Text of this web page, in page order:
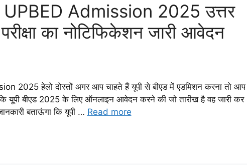
Admission 2025 उत्तर
का नोटिफिकेशन जारी आवेदन
2025 हेलो दोस्तों अगर आप चाहते हैं यूपी से बीएड में एडमिशन करना तो आप
यूपी बीएड 2025 के लिए ऑनलाइन आवेदन करने की जो तारीख है वह जारी कर
बताऊंगा कि यूपी … Read more